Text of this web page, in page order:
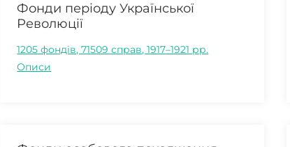
Фонди періоду Української
Революції
1205 фондів, 71509 справ, 1917–1921 рр.
Описи